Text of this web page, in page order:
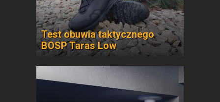
Test obuwia taktycznego
BOSP Taras Low